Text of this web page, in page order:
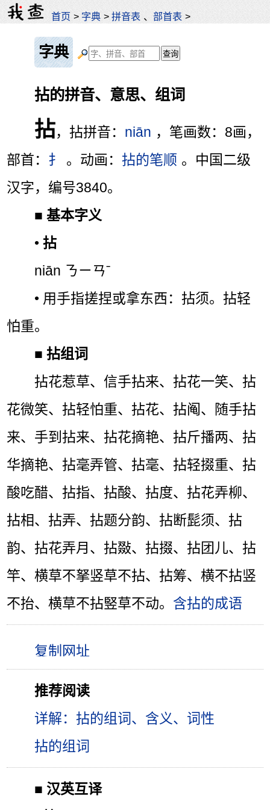
首页 > 字典 >拼音表 、部首表 >
字典
拈的拼音、意思、组词
拈，拈拼音： niān ，笔画数：8画，
部首： 扌 。动画：拈的笔顺 。中国二级
汉字，编号3840。
■基本字义
•拈
niān ㄋㄧㄢˉ
• 用手指搓捏或拿东西：拈须。拈轻
怕重。
■拈组词
拈花惹草、信手拈来、拈花一笑、拈
花微笑、拈轻怕重、拈花、拈阄、随手拈
来、手到拈来、拈花摘艳、拈斤播两、拈
华摘艳、拈毫弄管、拈毫、拈轻掇重、拈
酸吃醋、拈指、拈酸、拈度、拈花弄柳、
拈相、拈弄、拈题分韵、拈断髭须、拈
韵、拈花弄月、拈敠、拈掇、拈团儿、拈
竿、横草不拏竖草不拈、拈筹、横不拈竖
不抬、横草不拈竪草不动。 含拈的成语
推荐阅读
详解：拈的组词、含义、词性
拈的组词
■ 汉英互译